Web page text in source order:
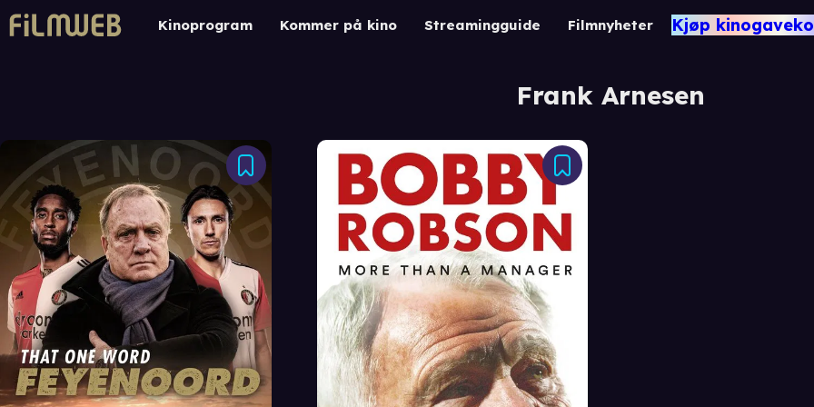
Kinoprogram Kommer på kino Streamingguide Filmnyheter Kjøp
Frank Arnesen